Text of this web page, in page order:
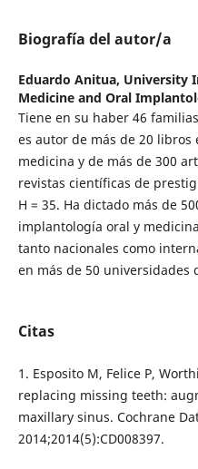
Biografía del autor/a
Eduardo Anitua, University
Medicine and Oral
Tiene en su haber 46
es autor de más de 20 libros
medicina y de más de 300
revistas científicas de
H = 35. Ha dictado más de
implantología oral y
tanto nacionales como
en más de 50 universidades
Citas
1. Esposito M, Felice P,
replacing missing teeth:
maxillary sinus. Cochrane
2014;2014(5):CD008397.